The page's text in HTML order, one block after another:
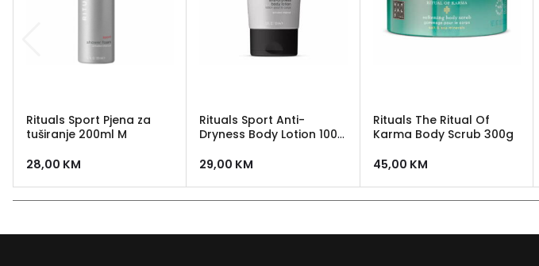
Rituals Sport Pjena za
tuširanje 200ml M
28,00 KM
Rituals Sport Anti-
Dryness Body Lotion 100
29,00 KM
Rituals The Ritual Of
Karma Body Scrub 300g
45,00 KM